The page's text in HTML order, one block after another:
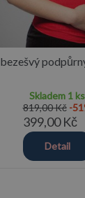
Skladem 1 ks
819,00 Kč -
399,00 Kč
Detail